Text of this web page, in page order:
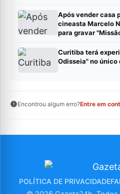
Após vender casa
cineasta Marcelo
para gravar
Curitiba terá
Odisseia" no único
Encontrou algum erro?Entre em
POLÍTICA DE PRIVACIDADE